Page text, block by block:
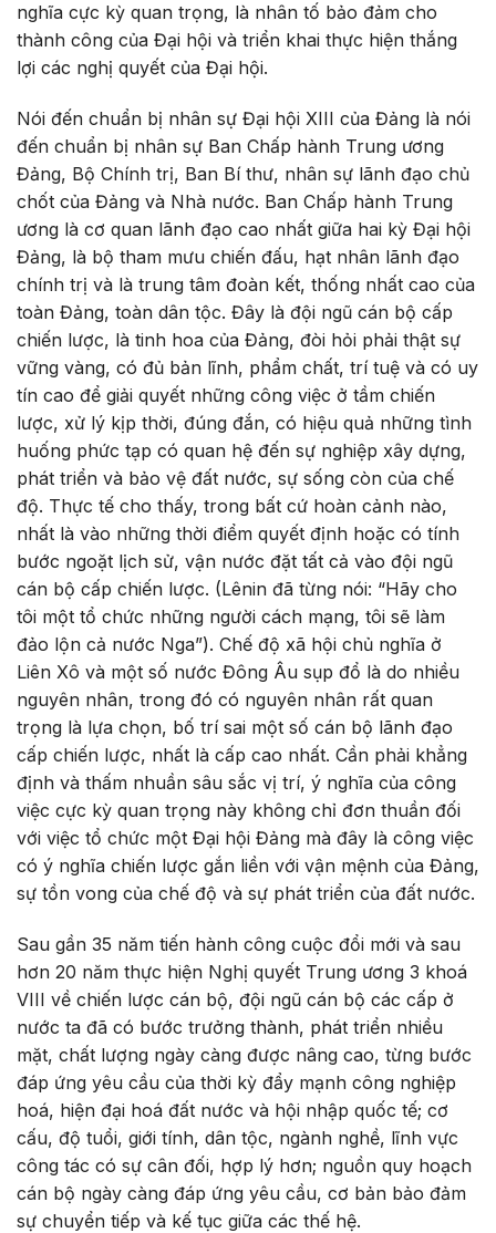
nghĩa cực kỳ quan trọng, là nhân tố bảo đảm cho
thành công của Đại hội và triển khai thực hiện thắng
lợi các nghị quyết của Đại hội.
Nói đến chuẩn bị nhân sự Đại hội XIII của Đảng là nói
đến chuẩn bị nhân sự Ban Chấp hành Trung ương
Đảng, Bộ Chính trị, Ban Bí thư, nhân sự lãnh đạo chủ
chốt của Đảng và Nhà nước. Ban Chấp hành Trung
ương là cơ quan lãnh đạo cao nhất giữa hai kỳ Đại hội
Đảng, là bộ tham mưu chiến đấu, hạt nhân lãnh đạo
chính trị và là trung tâm đoàn kết, thống nhất cao của
toàn Đảng, toàn dân tộc. Đây là đội ngũ cán bộ cấp
chiến lược, là tinh hoa của Đảng, đòi hỏi phải thật sự
vững vàng, có đủ bản lĩnh, phẩm chất, trí tuệ và có uy
tín cao để giải quyết những công việc ở tầm chiến
lược, xử lý kịp thời, đúng đắn, có hiệu quả những tình
huống phức tạp có quan hệ đến sự nghiệp xây dựng,
phát triển và bảo vệ đất nước, sự sống còn của chế
độ. Thực tế cho thấy, trong bất cứ hoàn cảnh nào,
nhất là vào những thời điểm quyết định hoặc có tính
bước ngoặt lịch sử, vận nước đặt tất cả vào đội ngũ
cán bộ cấp chiến lược. (Lênin đã từng nói: “Hãy cho
tôi một tổ chức những người cách mạng, tôi sẽ làm
đảo lộn cả nước Nga”). Chế độ xã hội chủ nghĩa ở
Liên Xô và một số nước Đông Âu sụp đổ là do nhiều
nguyên nhân, trong đó có nguyên nhân rất quan
trọng là lựa chọn, bố trí sai một số cán bộ lãnh đạo
cấp chiến lược, nhất là cấp cao nhất. Cần phải khẳng
định và thấm nhuần sâu sắc vị trí, ý nghĩa của công
việc cực kỳ quan trọng này không chỉ đơn thuần đối
với việc tổ chức một Đại hội Đảng mà đây là công việc
có ý nghĩa chiến lược gắn liền với vận mệnh của Đảng,
sự tồn vong của chế độ và sự phát triển của đất nước.
Sau gần 35 năm tiến hành công cuộc đổi mới và sau
hơn 20 năm thực hiện Nghị quyết Trung ương 3 khoá
VIII về chiến lược cán bộ, đội ngũ cán bộ các cấp ở
nước ta đã có bước trưởng thành, phát triển nhiều
mặt, chất lượng ngày càng được nâng cao, từng bước
đáp ứng yêu cầu của thời kỳ đẩy mạnh công nghiệp
hoá, hiện đại hoá đất nước và hội nhập quốc tế; cơ
cấu, độ tuổi, giới tính, dân tộc, ngành nghề, lĩnh vực
công tác có sự cân đối, hợp lý hơn; nguồn quy hoạch
cán bộ ngày càng đáp ứng yêu cầu, cơ bản bảo đảm
sự chuyển tiếp và kế tục giữa các thế hệ.